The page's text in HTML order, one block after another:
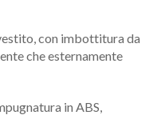
con imbottitura da
che esternamente
in ABS,